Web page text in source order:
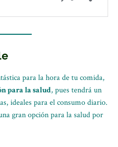
para la hora de tu comida,
para la salud, pues tendrá un
ideales para el consumo diario.
gran opción para la salud por